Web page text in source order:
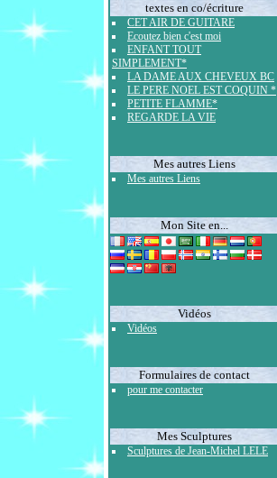
textes en co/écriture
CET AIR DE GUITARE
Ecoutez bien c'est moi
ENFANT TOUT
SIMPLEMENT*
LA DAME AUX CHEVEUX BC
LE PERE NOEL EST COQUIN *
PETITE FLAMME*
REGARDE LA VIE
Mes autres Liens
Mes autres Liens
Mon Site en...
Vidéos
Vidéos
Formulaires de contact
pour me contacter
Mes Sculptures
Sculptures de Jean-Michel LELE